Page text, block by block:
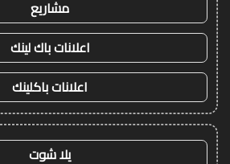
مشاريع
اعلانات باك لينك
اعلانات باكلينك
يلا شوت